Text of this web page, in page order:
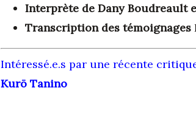
Interprète de Dany Boudreault
Transcription des témoignages
Intéressé.e.s par une récente
Kurō Tanino